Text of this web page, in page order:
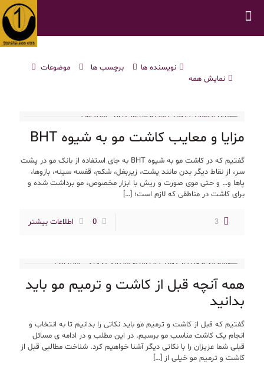
موضوعات برچسب ها
نویسنده ها
نمایش همه
مزایا و معایب کاشت مو به شیوه BHT
گفتیم که در کاشت مو به شیوه BHT به جای استفاده از بانک مو در پشت
سر، از نقاط دیگر بدن مانند پشت، زیربغل، شکم، قفسه سینه، بازوها،
پاها و… و حتی موی صورت و ریش با ابزار مخصوص، مو برداشت شده و
برای کاشت در مناطقی که لازم است؛ […]
3
0 اطلاعات بیشتر
همه آنچه قبل از کاشت و ترمیم مو باید
بدانید
گفتیم که قبل از کاشت و ترمیم مو باید نکاتی را بدانیم تا به انتخاب و
انجام یک کاشت مناسب مو برسیم. در این مطلب و در ادامه ی مسائل
قبلی شما عزیزان را با نکاتی دیگر آشنا خواهیم کرد. شناخت مطالبی قبل از
کاشت و ترمیم مو خیلی از […]